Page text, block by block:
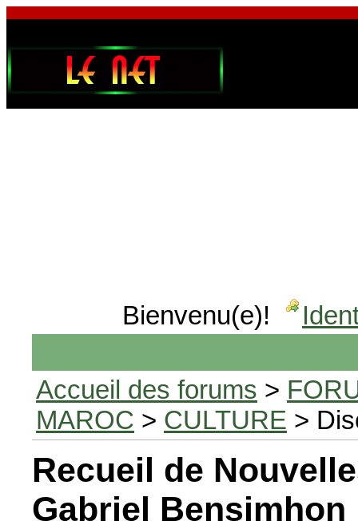
Bienvenu(e)!
Accueil des forums >
MAROC > CULTURE >
Recueil de
Gabriel Bensimhon